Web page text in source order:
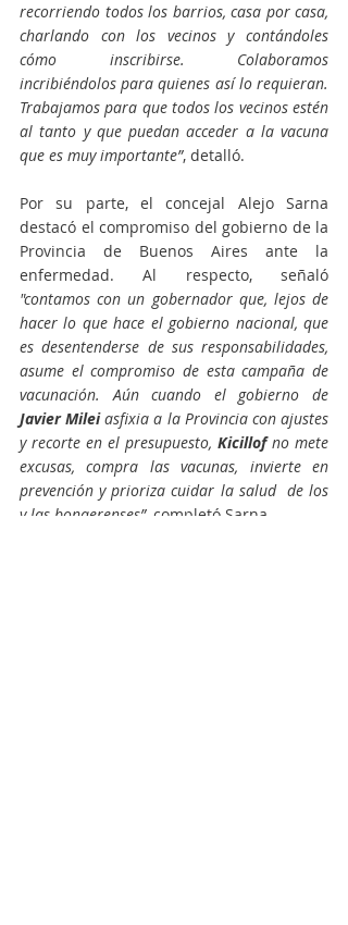
recorriendo todos los barrios, casa por casa,
charlando con los vecinos y contándoles
cómo inscribirse. Colaboramos
incribiéndolos para quienes así lo requieran.
Trabajamos para que todos los vecinos estén
al tanto y que puedan acceder a la vacuna
que es muy importante”, detalló.
Por su parte, el concejal Alejo Sarna
destacó el compromiso del gobierno de la
Provincia de Buenos Aires ante la
"contamos con un gobernador que, lejos de
hacer lo que hace el gobierno nacional, que
es desentenderse de sus responsabilidades,
asume el compromiso de esta campaña de
Javier Milei asfixia a la Provincia con ajustes
y recorte en el presupuesto, Kicillof no mete
excusas, compra las vacunas, invierte en
prevención y prioriza cuidar la salud  de los
y las bonaerenses”, completó Sarna.